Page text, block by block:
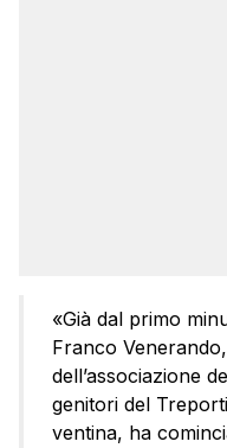
«Già dal primo
Franco
dell’associazione
genitori del
ventina, ha